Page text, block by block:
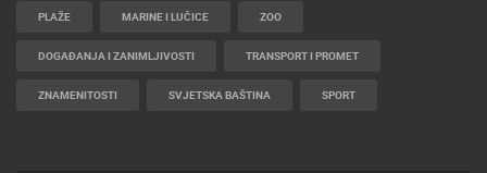
PLAŽE MARINE I LUČICE ZOO
DOGAĐANJA I ZANIMLJIVOSTI TRANSPORT I PROMET
ZNAMENITOSTI SVJETSKA BAŠTINA SPORT